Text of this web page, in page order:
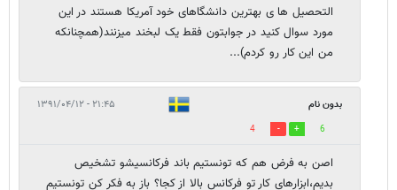
التحصیل ها ی بهترین دانشگاهای خود آمریکا هستند در این
مورد سوال کنید در جوابتون فقط یک لبخند میزنند(همچنانکه
من این کار رو کردم)...
بدون نام ۲۱:۴۵ - ۱۳۹۱/۰۴/۱۲
6
4
اصن به فرض هم که تونستیم باند فرکانسیشو تشخیص
بدیم،ابزارهای کار تو فرکانس بالا از کجا؟ باز به فکر کن تونستیم